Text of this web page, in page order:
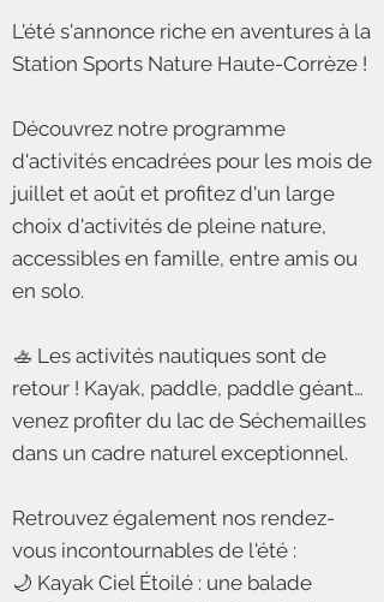
L'été s'annonce riche en aventures à la
Station Sports Nature Haute-Corrèze !
Découvrez notre programme
d'activités encadrées pour les mois de
juillet et août et profitez d'un large
choix d'activités de pleine nature,
accessibles en famille, entre amis ou
en solo.
🚣 Les activités nautiques sont de
retour ! Kayak, paddle, paddle géant…
venez profiter du lac de Séchemailles
dans un cadre naturel exceptionnel.
Retrouvez également nos rendez-
vous incontournables de l'été :
🌙 Kayak Ciel Étoilé : une balade